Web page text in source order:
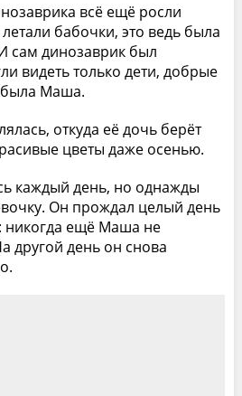
всё ещё росли
бабочки, это ведь была
сам динозаврик был
видеть только дети, добрые
Маша.
откуда её дочь берёт
цветы даже осенью.
каждый день, но однажды
Он прождал целый день
никогда ещё Маша не
другой день он снова